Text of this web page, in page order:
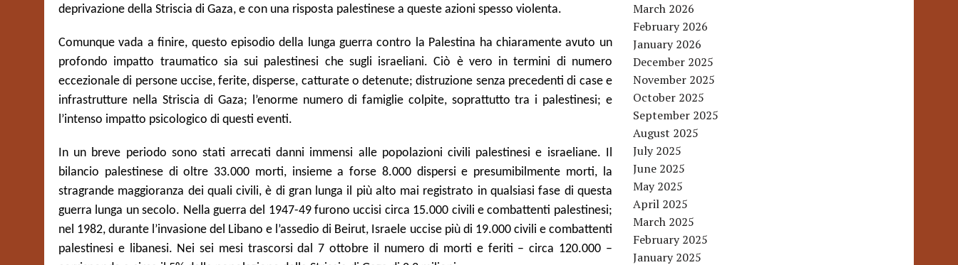
deprivazione della Striscia di Gaza, e con una risposta palestinese a queste azioni spesso violenta.
Comunque vada a finire, questo episodio della lunga guerra contro la Palestina ha chiaramente avuto un
profondo impatto traumatico sia sui palestinesi che sugli israeliani. Ciò è vero in termini di numero
eccezionale di persone uccise, ferite, disperse, catturate o detenute; distruzione senza precedenti di case e
infrastrutture nella Striscia di Gaza; l’enorme numero di famiglie colpite, soprattutto tra i palestinesi; e
l’intenso impatto psicologico di questi eventi.
In un breve periodo sono stati arrecati danni immensi alle popolazioni civili palestinesi e israeliane. Il
bilancio palestinese di oltre 33.000 morti, insieme a forse 8.000 dispersi e presumibilmente morti, la
stragrande maggioranza dei quali civili, è di gran lunga il più alto mai registrato in qualsiasi fase di questa
guerra lunga un secolo. Nella guerra del 1947-49 furono uccisi circa 15.000 civili e combattenti palestinesi;
nel 1982, durante l’invasione del Libano e l’assedio di Beirut, Israele uccise più di 19.000 civili e combattenti
palestinesi e libanesi. Nei sei mesi trascorsi dal 7 ottobre il numero di morti e feriti – circa 120.000 –
March 2026
February 2026
January 2026
December 2025
November 2025
October 2025
September 2025
August 2025
July 2025
June 2025
May 2025
April 2025
March 2025
February 2025
January 2025